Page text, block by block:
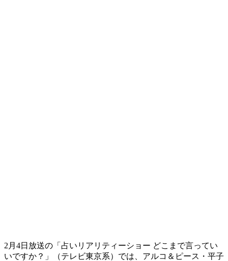
2月4日放送の「占いリアリティーショー どこまで言ってい
いですか？」（テレビ東京系）では、アルコ＆ピース・平子